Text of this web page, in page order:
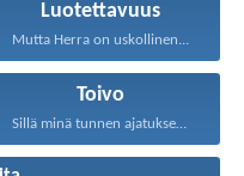
Luotettavuus
Mutta Herra on uskollinen...
Toivo
Sillä minä tunnen ajatukseni...